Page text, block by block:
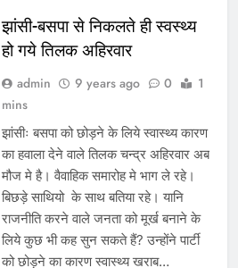
झांसी-बसपा से निकलते ही स्वस्थ्य
हो गये तिलक अहिरवार
admin 9 years ago 0
1
mins
झांसीः बसपा को छोड़ने के लिये स्वास्थ्य कारण
का हवाला देने वाले तिलक चन्द्र अहिरवार अब
मौज मे है। वैवाहिक समारोह मे भाग ले रहे।
बिछड़े साथियो के साथ बतिया रहे। यानि
राजनीति करने वाले जनता को मूर्ख बनाने के
लिये कुछ भी कह सुन सकते हैं? उन्होंने पार्टी
को छोड़ने का कारण स्वास्थ्य खराब…